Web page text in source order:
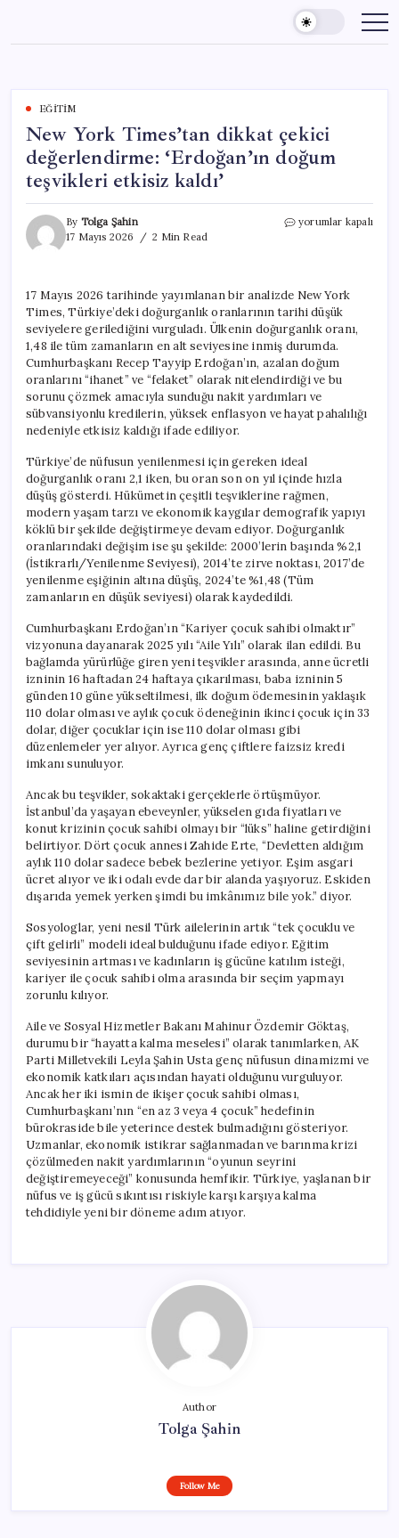
content
EĞITIM
New York Times’tan dikkat çekici
değerlendirme: ‘Erdoğan’ın doğum
teşvikleri etkisiz kaldı’
By Tolga Şahin
17 Mayıs 2026
2 Min Read
New
değerlendirme:
‘Erdoğan’ın
doğum
teşvikleri
etkisiz
kaldı’
için
yorumlar kapalı
17 Mayıs 2026 tarihinde yayımlanan bir analizde New York
Times, Türkiye’deki doğurganlık oranlarının tarihi düşük
seviyelere gerilediğini vurguladı. Ülkenin doğurganlık oranı,
1,48 ile tüm zamanların en alt seviyesine inmiş durumda.
Cumhurbaşkanı Recep Tayyip Erdoğan’ın, azalan doğum
oranlarını “ihanet” ve “felaket” olarak nitelendirdiği ve bu
sorunu çözmek amacıyla sunduğu nakit yardımları ve
sübvansiyonlu kredilerin, yüksek enflasyon ve hayat pahalılığı
nedeniyle etkisiz kaldığı ifade ediliyor.
Türkiye’de nüfusun yenilenmesi için gereken ideal
doğurganlık oranı 2,1 iken, bu oran son on yıl içinde hızla
düşüş gösterdi. Hükümetin çeşitli teşviklerine rağmen,
modern yaşam tarzı ve ekonomik kaygılar demografik yapıyı
köklü bir şekilde değiştirmeye devam ediyor. Doğurganlık
oranlarındaki değişim ise şu şekilde: 2000’lerin başında %2,1
(İstikrarlı/Yenilenme Seviyesi), 2014’te zirve noktası, 2017’de
yenilenme eşiğinin altına düşüş, 2024’te %1,48 (Tüm
zamanların en düşük seviyesi) olarak kaydedildi.
Cumhurbaşkanı Erdoğan’ın “Kariyer çocuk sahibi olmaktır”
vizyonuna dayanarak 2025 yılı “Aile Yılı” olarak ilan edildi. Bu
bağlamda yürürlüğe giren yeni teşvikler arasında, anne ücretli
izninin 16 haftadan 24 haftaya çıkarılması, baba izninin 5
günden 10 güne yükseltilmesi, ilk doğum ödemesinin yaklaşık
110 dolar olması ve aylık çocuk ödeneğinin ikinci çocuk için 33
dolar, diğer çocuklar için ise 110 dolar olması gibi
düzenlemeler yer alıyor. Ayrıca genç çiftlere faizsiz kredi
imkanı sunuluyor.
Ancak bu teşvikler, sokaktaki gerçeklerle örtüşmüyor.
İstanbul’da yaşayan ebeveynler, yükselen gıda fiyatları ve
konut krizinin çocuk sahibi olmayı bir “lüks” haline getirdiğini
belirtiyor. Dört çocuk annesi Zahide Erte, “Devletten aldığım
aylık 110 dolar sadece bebek bezlerine yetiyor. Eşim asgari
ücret alıyor ve iki odalı evde dar bir alanda yaşıyoruz. Eskiden
dışarıda yemek yerken şimdi bu imkânımız bile yok.” diyor.
Sosyologlar, yeni nesil Türk ailelerinin artık “tek çocuklu ve
çift gelirli” modeli ideal bulduğunu ifade ediyor. Eğitim
seviyesinin artması ve kadınların iş gücüne katılım isteği,
kariyer ile çocuk sahibi olma arasında bir seçim yapmayı
zorunlu kılıyor.
Aile ve Sosyal Hizmetler Bakanı Mahinur Özdemir Göktaş,
durumu bir “hayatta kalma meselesi” olarak tanımlarken, AK
Parti Milletvekili Leyla Şahin Usta genç nüfusun dinamizmi ve
ekonomik katkıları açısından hayati olduğunu vurguluyor.
Ancak her iki ismin de ikişer çocuk sahibi olması,
Cumhurbaşkanı’nın “en az 3 veya 4 çocuk” hedefinin
bürokraside bile yeterince destek bulmadığını gösteriyor.
Uzmanlar, ekonomik istikrar sağlanmadan ve barınma krizi
çözülmeden nakit yardımlarının “oyunun seyrini
değiştiremeyeceği” konusunda hemfikir. Türkiye, yaşlanan bir
nüfus ve iş gücü sıkıntısı riskiyle karşı karşıya kalma
tehdidiyle yeni bir döneme adım atıyor.
Author
Tolga Şahin
Follow Me